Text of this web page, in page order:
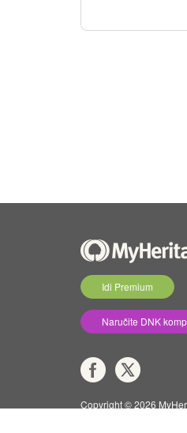
Idi Premium
Naručite DNK
Copyright © 2026